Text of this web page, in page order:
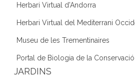
Herbari Virtual d'Andorra
Herbari Virtual del Mediterrani
Museu de les Trementinaires
Portal de Biologia de la
JARDINS